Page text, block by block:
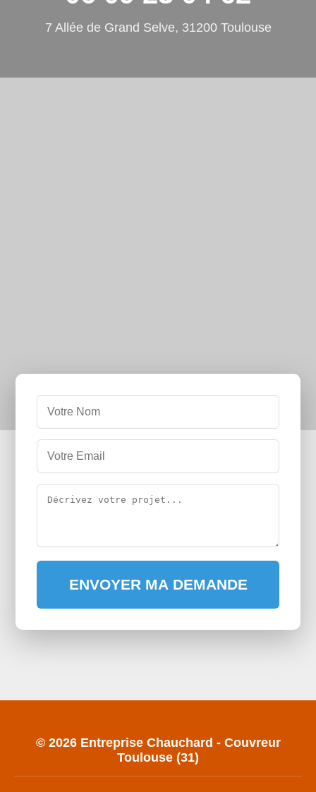
7 Allée de Grand Selve, 31200 Toulouse
ENVOYER MA DEMANDE
© 2026 Entreprise Chauchard - Couvreur
Toulouse (31)